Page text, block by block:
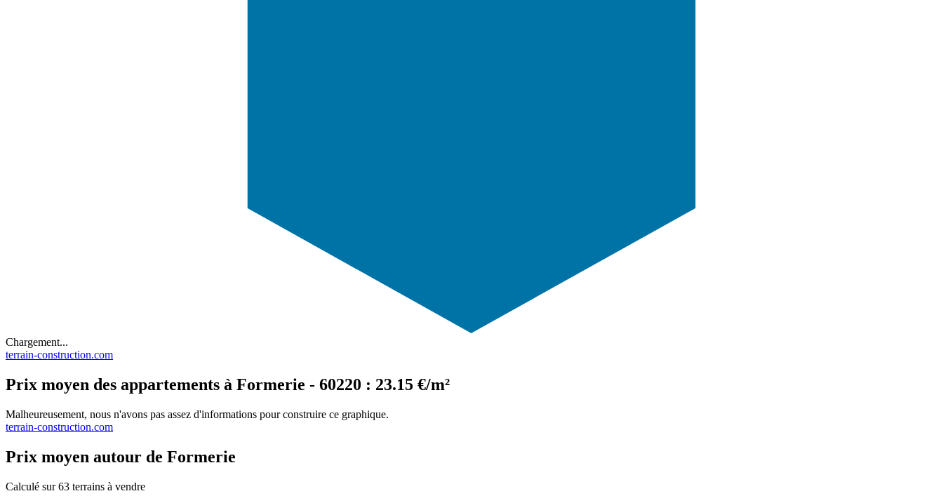
Chargement...
terrain-construction.com
Prix moyen des appartements à Formerie - 60220 : 23.15 €/m²
Malheureusement, nous n'avons pas assez d'informations pour construire ce graphique.
terrain-construction.com
Prix moyen autour de Formerie
Calculé sur 63 terrains à vendre